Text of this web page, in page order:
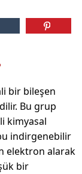
bir bileşen
Bu grup
kimyasal
indirgenebilir
elektron alarak
bir